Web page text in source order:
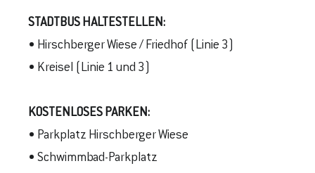
STADTBUS HALTESTELLEN:
• Hirschberger Wiese / Friedhof (Linie 3)
• Kreisel (Linie 1 und 3)
KOSTENLOSES PARKEN:
• Parkplatz Hirschberger Wiese
• Schwimmbad-Parkplatz